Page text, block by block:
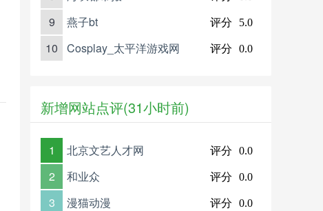
9 燕子bt 评分 5.0
10 Cosplay_太平洋游戏网 评分 0.0
新增网站点评(31小时前)
1 北京文艺人才网 评分 0.0
2 和业众 评分 0.0
3 漫猫动漫 评分 0.0